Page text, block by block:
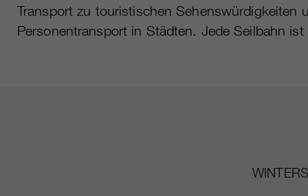
Transport zu touristischen Sehenswürdigkeiten
Personentransport in Städten. Jede Seilbahn